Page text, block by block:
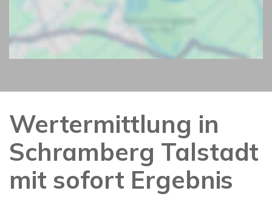
Wertermittlung in
Schramberg Talstadt
mit sofort Ergebnis